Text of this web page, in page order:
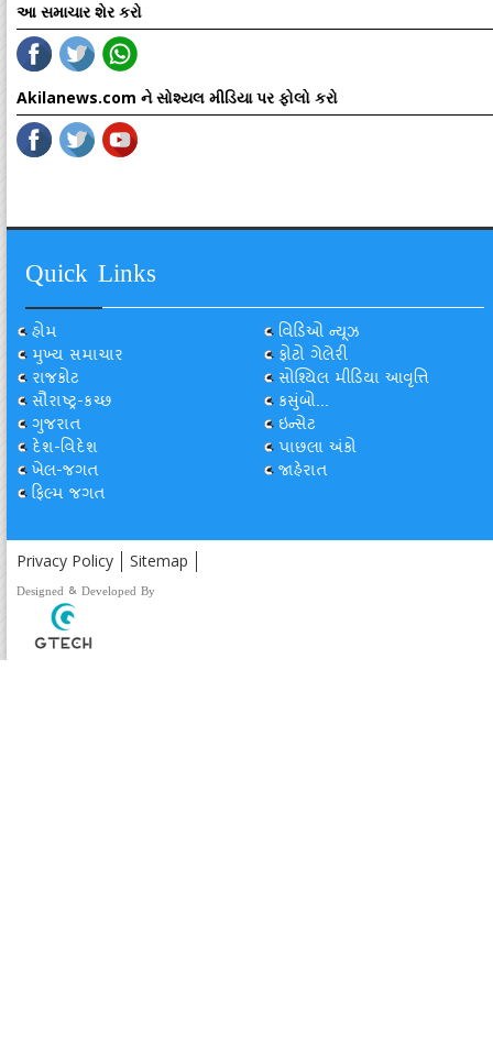
આ સમાચાર શેર કરો
Akilanews.com ને સોશ્યલ મીડિયા પર ફોલો કરો
Quick Links
હોમ
મુખ્ય સમાચાર
રાજકોટ
સૌરાષ્ટ્ર-કચ્છ
ગુજરાત
દેશ-વિદેશ
ખેલ-જગત
ફિલ્મ જગત
વિડિઓ ન્યૂઝ
ફોટો ગેલેરી
સોશ્યિલ મીડિયા આવૃત્તિ
કસુંબો...
ઇન્સેટ
પાછલા અંકો
જાહેરાત
Privacy Policy Sitemap
Designed & Developed By